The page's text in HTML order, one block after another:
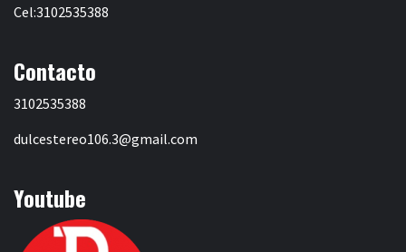
Cel:3102535388
Contacto
3102535388
dulcestereo106.3@gmail.com
Youtube